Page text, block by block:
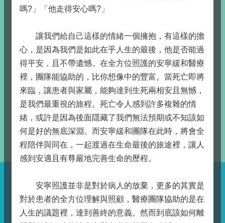
嗎?」「他走得安心嗎?」
讓我們給自己這樣的情緒一個擁抱，有這樣的擔
心，是因為我們是如此在乎人生的最後，他是否能過
得平安，且不帶遺憾。在全方位照護的安寧緩和醫療
裡，團隊能協助的，比你想像中的豐富。當死亡即將
來臨，讓患者與家屬，能夠達到生死兩相安且無憾，
是我們最重視的旅程。死亡令人感到許多複雜的情
緒，或許是因為後面隱藏了我們無法預期或不知該如
何是好的無底深淵。而安寧緩和團隊在此時，將會全
程陪伴與同在，一起渡過在生命最後的旅途裡，讓人
感到安適且有尊嚴地完善生命的歷程。
安寧照護並非是對於病人的放棄，更多的其實是
對於患者的全方位理解與照顧，醫療團隊協助的是在
人生的議題裡，達到善終的意義。然而到底該如何離